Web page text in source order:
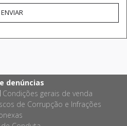
ENVIAR
denúncias
Condições gerais de venda
de Corrupção e Infrações